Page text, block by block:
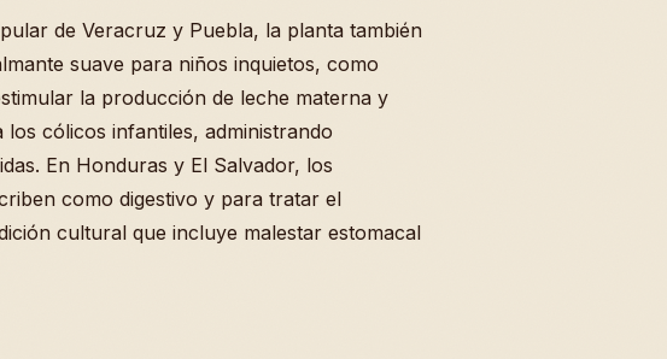
de Veracruz y Puebla, la planta también
suave para niños inquietos, como
la producción de leche materna y
cólicos infantiles, administrando
En Honduras y El Salvador, los
como digestivo y para tratar el
cultural que incluye malestar estomacal